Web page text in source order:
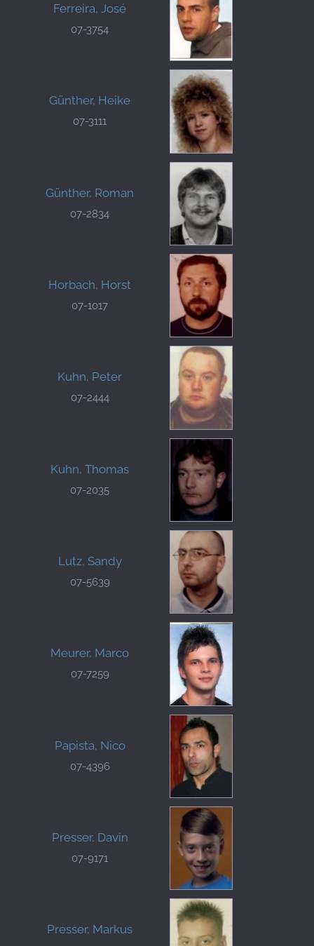
Ferreira, José
07-3754
Günther, Heike
07-3111
Günther, Roman
07-2834
Horbach, Horst
07-1017
Kuhn, Peter
07-2444
Kuhn, Thomas
07-2035
Lutz, Sandy
07-5639
Meurer, Marco
07-7259
Papista, Nico
07-4396
Presser, Davin
07-9171
Presser, Markus